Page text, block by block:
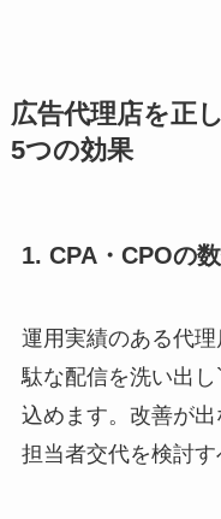
広告代理店を正
5つの効果
1. CPA・CPOの
運用実績のある代
駄な配信を洗い出し`
込めます。改善が
担当者交代を検討す